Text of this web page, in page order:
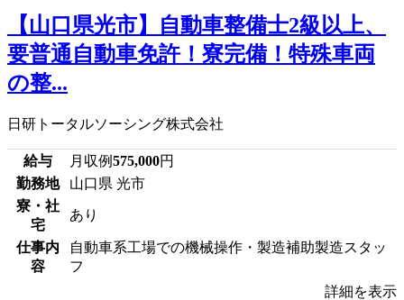
【山口県光市】自動車整備士2級以上、
要普通自動車免許！寮完備！特殊車両
の整...
日研トータルソーシング株式会社
給与 月収例575,000円
勤務地
山口県 光市
寮・社
宅
あり
仕事内
容
自動車系工場での機械操作・製造補助製造スタッ
フ
詳細を表示